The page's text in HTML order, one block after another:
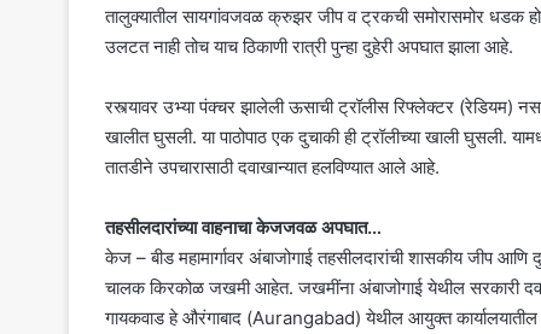
तालुक्यातील सायगांवजवळ क्रुझर जीप व ट्रकची समोरासमोर धडक
उलटत नाही तोच याच ठिकाणी रात्री पुन्हा दुहेरी अपघात झाला आहे.
रस्त्यावर उभ्या पंक्चर झालेली ऊसाची ट्रॉलीस रिफ्लेक्टर (रेडियम)
खालीत घुसली. या पाठोपाठ एक दुचाकी ही ट्रॉलीच्या खाली घुसली.
तातडीने उपचारासाठी दवाखान्यात हलविण्यात आले आहे.
तहसीलदारांच्या वाहनाचा केजजवळ अपघात…
केज – बीड महामार्गावर अंबाजोगाई तहसीलदारांची शासकीय जीप
चालक किरकोळ जखमी आहेत. जखमींना अंबाजोगाई येथील सरकारी
गायकवाड हे औरंगाबाद (Aurangabad) येथील आयुक्त